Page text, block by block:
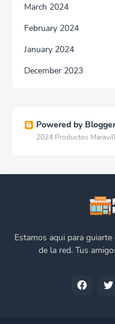
March 2024
February 2024
January 2024
December 2023
Powered by Blogger
2024 Productos
Estamos aqui para
de la red. Tus